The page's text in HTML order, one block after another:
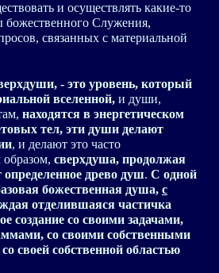
и осуществлять какие-то
божественного Служения,
связанных с материальной
, - это уровень, который
вселенной, и души,
находятся в энергетическом
тел, эти души делают
, и делают это часто
сверхдуша, продолжая
определенное древо душ. С одной
божественная душа, с
отделившаяся частичка
создание со своими задачами,
со своими собственными
своей собственной областью